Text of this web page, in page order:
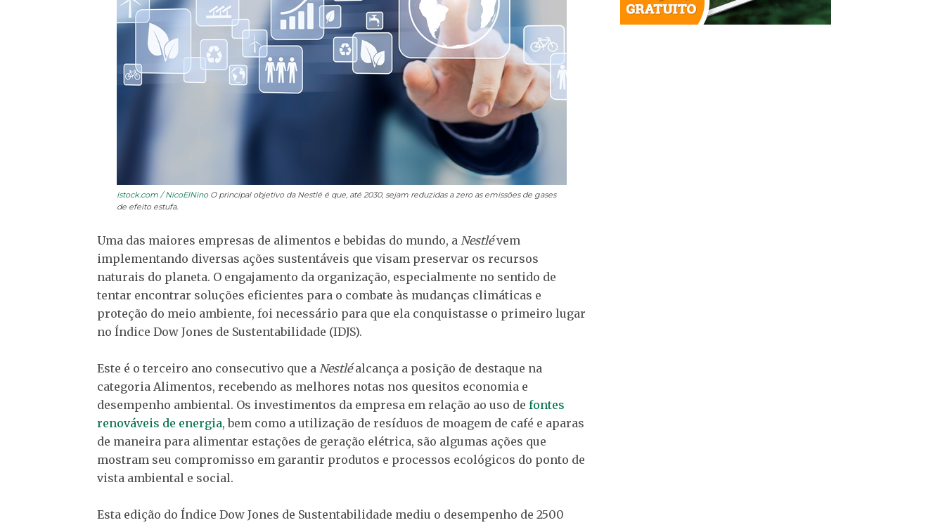
istock.com / NicoElNino O principal objetivo da Nestlé é que, até 2030, sejam reduzidas a zero as emissões de gases
de efeito estufa.
Uma das maiores empresas de alimentos e bebidas do mundo, a Nestlévem
implementando diversas ações sustentáveis que visam preservar os recursos
naturais do planeta. O engajamento da organização, especialmente no sentido de
tentar encontrar soluções eficientes para o combate às mudanças climáticas e
proteção do meio ambiente, foi necessário para que ela conquistasse o primeiro lugar
no Índice Dow Jones de Sustentabilidade (IDJS).
Este é o terceiro ano consecutivo que a Nestléalcança a posição de destaque na
categoria Alimentos, recebendo as melhores notas nos quesitos economia e
desempenho ambiental. Os investimentos da empresa em relação ao uso de fontes
renováveis de energia, bem como a utilização de resíduos de moagem de café e aparas
de maneira para alimentar estações de geração elétrica, são algumas ações que
mostram seu compromisso em garantir produtos e processos ecológicos do ponto de
vista ambiental e social.
Esta edição do Índice Dow Jones de Sustentabilidade mediu o desempenho de 2500